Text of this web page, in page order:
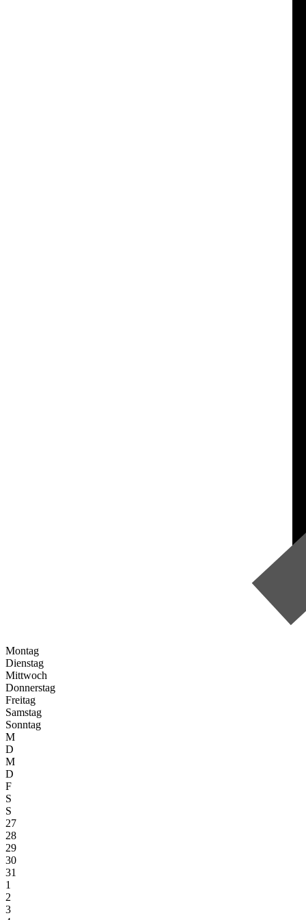
Montag
Dienstag
Mittwoch
Donnerstag
Freitag
Samstag
Sonntag
M
D
M
D
F
S
S
27
28
29
30
31
1
2
3